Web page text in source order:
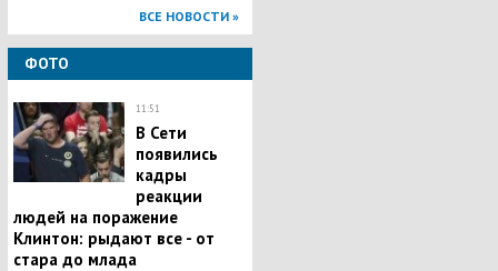
ВСЕ НОВОСТИ »
ФОТО
11:51
В Сети
появились
кадры
реакции
людей на поражение
Клинтон: рыдают все - от
стара до млада